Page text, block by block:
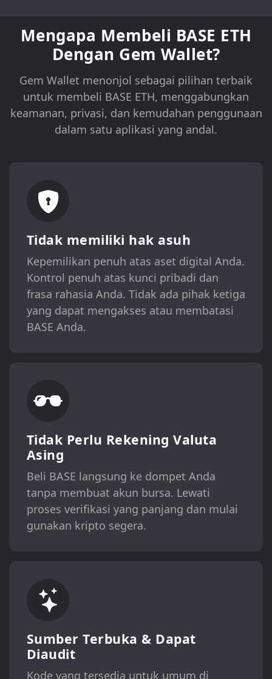
Mengapa Membeli BASE ETH
Dengan Gem Wallet?
Gem Wallet menonjol sebagai pilihan terbaik
untuk membeli BASE ETH, menggabungkan
keamanan, privasi, dan kemudahan penggunaan
dalam satu aplikasi yang andal.
Tidak memiliki hak asuh
Kepemilikan penuh atas aset digital Anda.
Kontrol penuh atas kunci pribadi dan
frasa rahasia Anda. Tidak ada pihak ketiga
yang dapat mengakses atau membatasi
BASE Anda.
Tidak Perlu Rekening Valuta
Asing
Beli BASE langsung ke dompet Anda
tanpa membuat akun bursa. Lewati
proses verifikasi yang panjang dan mulai
gunakan kripto segera.
Sumber Terbuka & Dapat
Diaudit
Kode yang tersedia untuk umum di